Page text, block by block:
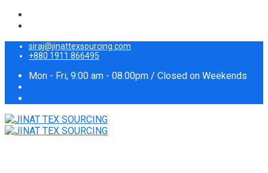
siraj@jinattexsourcing.com
+880 1911 866495
Mon - Fri; 9:00 am - 08.00pm / Closed on Weekends